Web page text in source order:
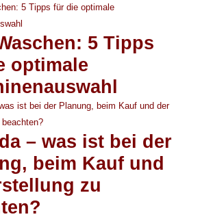
5 Tipps
optimale
– was ist bei der
beim Kauf und
zu